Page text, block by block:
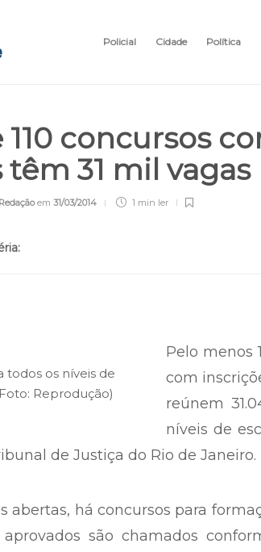
Policial Cidade Política
110 concursos
têm 31 mil vagas
em 31/03/2014 1 min ler
todos os níveis de
Reprodução)
Pelo menos
com
reúnem
níveis de
de Justiça do Rio de Janeiro.
abertas, há concursos para
são chamados